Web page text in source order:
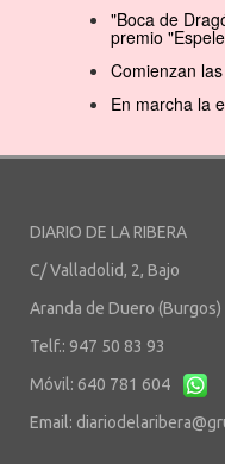
"Boca de
premio
Comienzan
En marcha la
DIARIO DE LA RIBERA
C/ Valladolid, 2, Bajo
Aranda de Duero (Burgos)
Telf.: 947 50 83 93
Móvil: 640 781 604
Email: